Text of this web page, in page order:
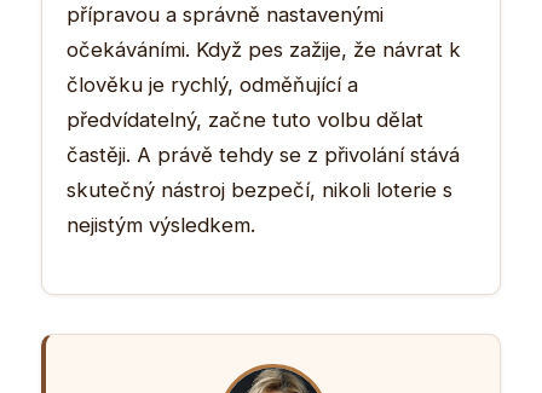
přípravou a správně nastavenými
očekáváními. Když pes zažije, že návrat k
člověku je rychlý, odměňující a
předvídatelný, začne tuto volbu dělat
častěji. A právě tehdy se z přivolání stává
skutečný nástroj bezpečí, nikoli loterie s
nejistým výsledkem.